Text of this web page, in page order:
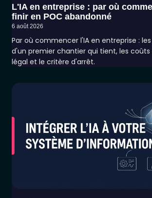
L'IA en entreprise : par où
finir en POC abandonné
6 août 2026
Par où commencer l'IA en entreprise :
d'un premier chantier qui tient, les coûts
légal et le critère d'arrêt.